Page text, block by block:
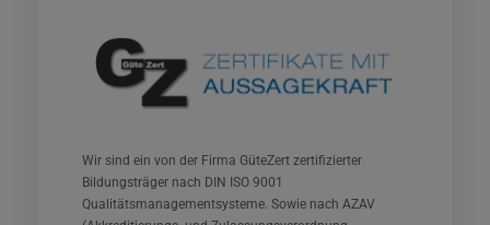
Wir sind ein von der Firma GüteZert zertifizierter
Bildungsträger nach DIN ISO 9001
Qualitätsmanagementsysteme. Sowie nach AZAV